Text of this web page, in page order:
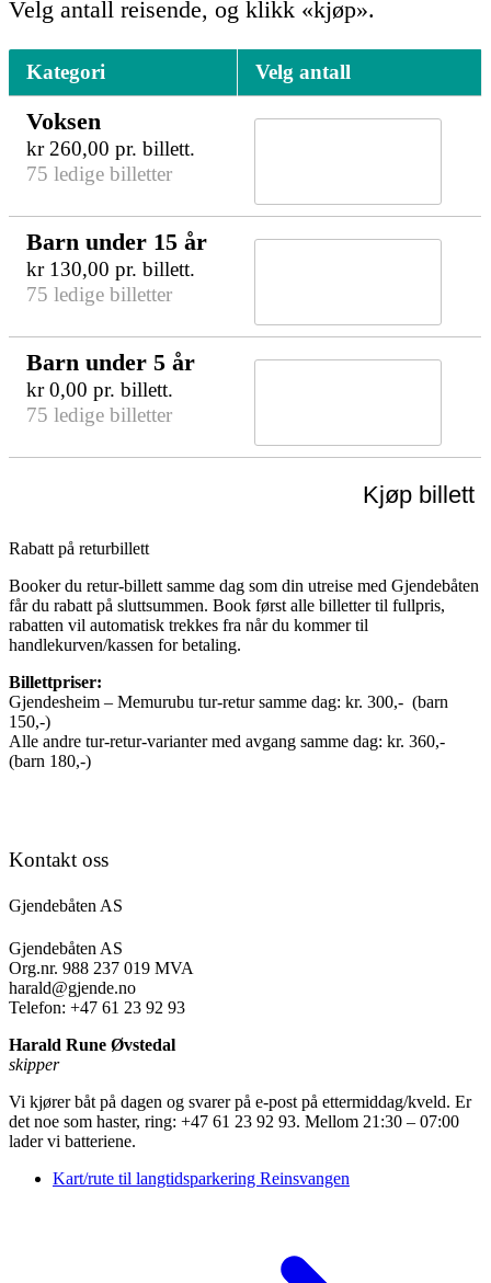
Velg antall reisende, og klikk «kjøp».
Kategori Velg antall
Voksen
kr260,00 pr. billett.
75 ledige billetter
Barn under 15 år
kr130,00 pr. billett.
75 ledige billetter
Barn under 5 år
kr0,00 pr. billett.
75 ledige billetter
Kjøp billett
Rabatt på returbillett
Booker du retur-billett samme dag som din utreise med Gjendebåten
får du rabatt på sluttsummen. Book først alle billetter til fullpris,
rabatten vil automatisk trekkes fra når du kommer til
handlekurven/kassen for betaling.
Billettpriser:
Gjendesheim – Memurubu tur-retur samme dag: kr. 300,- (barn
150,-)
Alle andre tur-retur-varianter med avgang samme dag: kr. 360,-
(barn 180,-)
Kontakt oss
Gjendebåten AS
Gjendebåten AS
Org.nr. 988 237 019 MVA
harald@gjende.no
Telefon: +47 61 23 92 93
Harald Rune Øvstedal
skipper
Vi kjører båt på dagen og svarer på e-post på ettermiddag/kveld. Er
det noe som haster, ring: +47 61 23 92 93. Mellom 21:30 – 07:00
lader vi batteriene.
Kart/rute til langtidsparkering Reinsvangen